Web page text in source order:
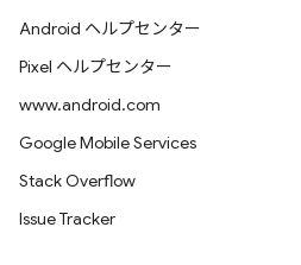
Android ヘルプセンター
Pixel ヘルプセンター
www.android.com
Google Mobile Services
Stack Overflow
Issue Tracker